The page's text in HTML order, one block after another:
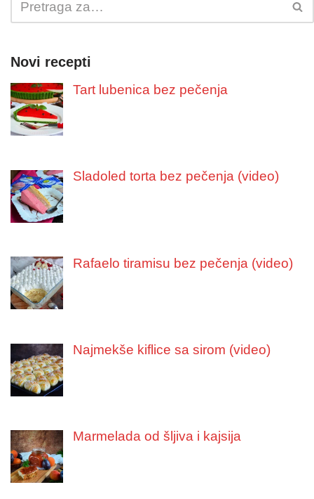
Novi recepti
Tart lubenica bez pečenja
Sladoled torta bez pečenja (video)
Rafaelo tiramisu bez pečenja (video)
Najmekše kiflice sa sirom (video)
Marmelada od šljiva i kajsija